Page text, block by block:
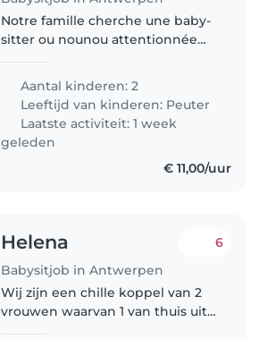
Notre famille cherche une baby-
sitter ou nounou attentionnée
âge, pleins de vie et de curiosité.
Disponible pour s'occuper d'eux
à domicile, avec des tâches..
Aantal kinderen: 2
Leeftijd van kinderen: Peuter
Laatste activiteit: 1 week
geleden
€ 11,00/uur
Helena
Babysitjob in Antwerpen
6
Wij zijn een chille koppel van 2
vrouwen waarvan 1 van thuis uit